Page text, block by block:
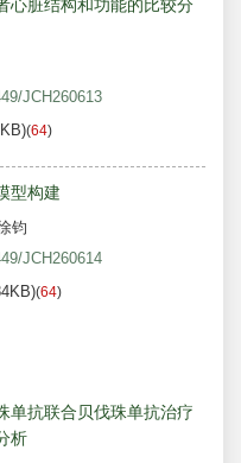
心脏结构和功能的比较分
JCH260613
(64)
型构建
钧
JCH260614
(64)
单抗联合贝伐珠单抗治疗
析